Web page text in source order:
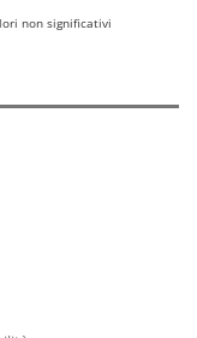
non significativi